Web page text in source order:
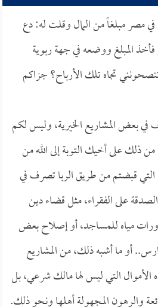
مصر مبلغاً من المال وقلت له: دع
فأخذ المبلغ ووضعه في جهة ربوية
تجاه تلك الأرباح؟ جزاكم
بعض المشاريع الخيرية، وليس لكم
من ذلك على أخيك التوبة إلى الله من
قبضتم من طريق الربا تصرف في
على الفقراء، مثل قضاء دين
مياه للمساجد، أو إصلاح بعض
أو ما أشبه ذلك، من المشاريع
الأموال التي ليس لها مالك شرعي، بل
والرهون المجهولة أهلها ونحو ذلك.